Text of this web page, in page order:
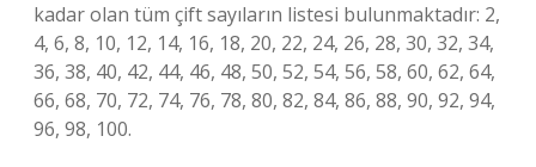
kadar olan tüm çift sayıların listesi bulunmaktadır: 2,
4, 6, 8, 10, 12, 14, 16, 18, 20, 22, 24, 26, 28, 30, 32, 34,
36, 38, 40, 42, 44, 46, 48, 50, 52, 54, 56, 58, 60, 62, 64,
66, 68, 70, 72, 74, 76, 78, 80, 82, 84, 86, 88, 90, 92, 94,
96, 98, 100.